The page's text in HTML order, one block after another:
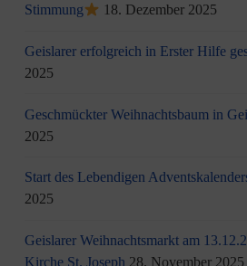
Stimmung
18. Dezember 2025
Geislarer erfolgreich in Erster Hilfe
2025
Geschmückter Weihnachtsbaum in
2025
Start des Lebendigen
2025
Geislarer Weihnachtsmarkt am
Kirche St. Joseph 28. November 2025